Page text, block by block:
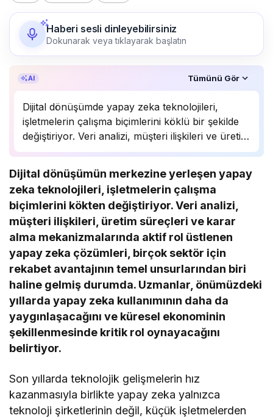
Haberi sesli dinleyebilirsiniz
Dokunarak veya tıklayarak başlatın
AI Tümünü Gör
Dijital dönüşümde yapay zeka teknolojileri,
işletmelerin çalışma biçimlerini köklü bir şekilde
değiştiriyor. Veri analizi, müşteri ilişkileri ve üretim
süreçlerinde önemli bir rol oynayan yapay zeka,
Uzmanlar, bu teknolojinin önümüzdeki yıllarda
daha da yaygınlaşarak…
Dijital dönüşümün merkezine yerleşen yapay
zeka teknolojileri, işletmelerin çalışma
biçimlerini kökten değiştiriyor. Veri analizi,
müşteri ilişkileri, üretim süreçleri ve karar
alma mekanizmalarında aktif rol üstlenen
yapay zeka çözümleri, birçok sektör için
rekabet avantajının temel unsurlarından biri
haline gelmiş durumda. Uzmanlar, önümüzdeki
yıllarda yapay zeka kullanımının daha da
yaygınlaşacağını ve küresel ekonominin
şekillenmesinde kritik rol oynayacağını
belirtiyor.
Son yıllarda teknolojik gelişmelerin hız
kazanmasıyla birlikte yapay zeka yalnızca
teknoloji şirketlerinin değil, küçük işletmelerden